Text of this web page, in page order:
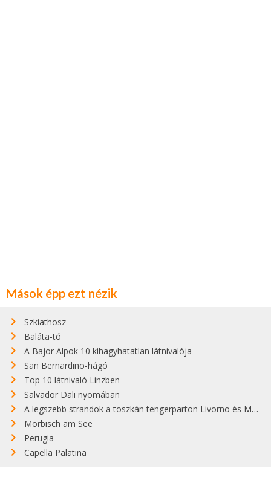
Mások épp ezt nézik
Szkiathosz
Baláta-tó
A Bajor Alpok 10 kihagyhatatlan látnivalója
San Bernardino-hágó
Top 10 látnivaló Linzben
Salvador Dali nyomában
A legszebb strandok a toszkán tengerparton Livorno és Maremma között
Mörbisch am See
Perugia
Capella Palatina